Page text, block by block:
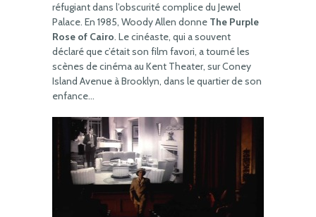
réfugiant dans l’obscurité complice du Jewel
Palace. En 1985, Woody Allen donne The Purple
Rose of Cairo. Le cinéaste, qui a souvent
déclaré que c’était son film favori, a tourné les
scènes de cinéma au Kent Theater, sur Coney
Island Avenue à Brooklyn, dans le quartier de son
enfance…